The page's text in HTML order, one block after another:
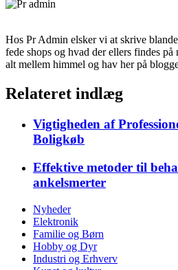
Hos Pr Admin elsker vi at skrive
fede shops og hvad der ellers findes
alt mellem himmel og hav her på
Relateret indlæg
Vigtigheden af
Boligkøb
Effektive metoder til
ankelsmerter
Nyheder
Elektronik
Familie og Børn
Hobby og Dyr
Industri og Erhverv